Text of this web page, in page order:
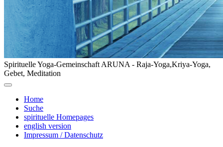
Spirituelle Yoga-Gemeinschaft ARUNA - Raja-Yoga,Kriya-Yoga,
Gebet, Meditation
Home
Suche
spirituelle Homepages
english version
Impressum / Datenschutz